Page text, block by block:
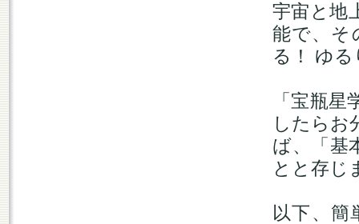
宇宙と地
能で、そ
る！ ゆ
「宝瓶
したらお
ば、「基
とと存じ
以下、